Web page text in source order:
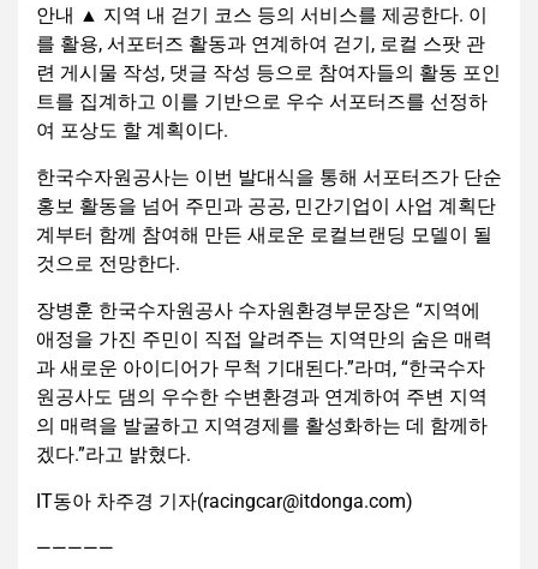
안내 ▲ 지역 내 걷기 코스 등의 서비스를 제공한다. 이
를 활용, 서포터즈 활동과 연계하여 걷기, 로컬 스팟 관
련 게시물 작성, 댓글 작성 등으로 참여자들의 활동 포인
트를 집계하고 이를 기반으로 우수 서포터즈를 선정하
여 포상도 할 계획이다.
한국수자원공사는 이번 발대식을 통해 서포터즈가 단순
홍보 활동을 넘어 주민과 공공, 민간기업이 사업 계획단
계부터 함께 참여해 만든 새로운 로컬브랜딩 모델이 될
것으로 전망한다.
장병훈 한국수자원공사 수자원환경부문장은 “지역에
애정을 가진 주민이 직접 알려주는 지역만의 숨은 매력
과 새로운 아이디어가 무척 기대된다.”라며, “한국수자
원공사도 댐의 우수한 수변환경과 연계하여 주변 지역
의 매력을 발굴하고 지역경제를 활성화하는 데 함께하
겠다.”라고 밝혔다.
IT동아 차주경 기자(racingcar@itdonga.com)
—————